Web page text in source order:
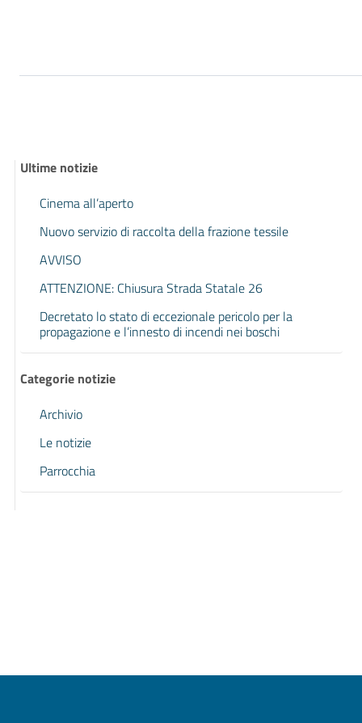
Ultime notizie
Cinema all’aperto
Nuovo servizio di raccolta della frazione tessile
AVVISO
ATTENZIONE: Chiusura Strada Statale 26
Decretato lo stato di eccezionale pericolo per la
propagazione e l’innesto di incendi nei boschi
Categorie notizie
Archivio
Le notizie
Parrocchia